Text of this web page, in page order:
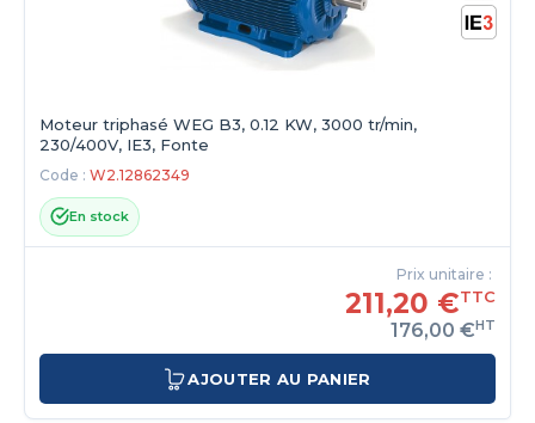
Moteur triphasé WEG B3, 0.12 KW, 3000 tr/min,
230/400V, IE3, Fonte
Code : W2.12862349
En stock
Prix unitaire :
211,20 €TTC
176,00 €HT
AJOUTER AU PANIER